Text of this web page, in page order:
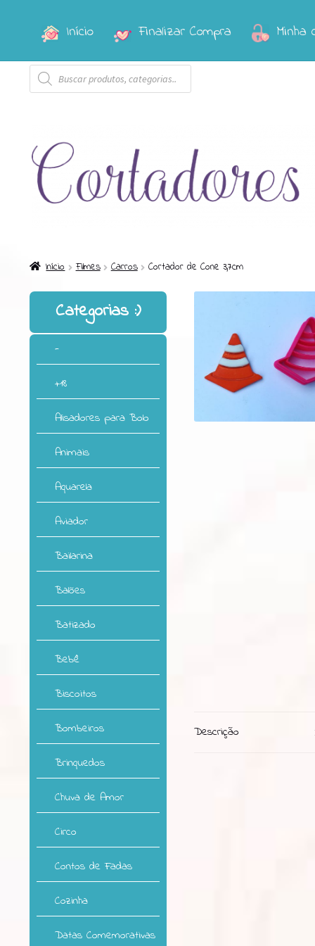
Pular
navegação
Pular
conteúdo
Início Finalizar Compra Minha
Pesquisar
produtos
Início Filmes Carros Cortador de Cone 3,7cm
Descrição
Categorias
-
+18
Alisadores para Bolo
Animais
Aquarela
Aviador
Bailarina
Balões
Batizado
Bebê
Biscoitos
Bombeiros
Brinquedos
Chuva de Amor
Circo
Contos de Fadas
Cozinha
Datas Comemorativas